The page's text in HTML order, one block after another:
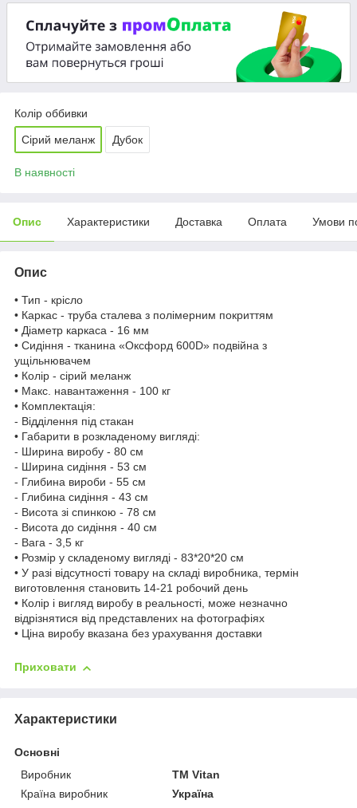
Колір оббивки
Сірий меланж Дубок
В наявності
Опис Характеристики Доставка Оплата Умови
Опис
• Тип - крісло
• Каркас - труба сталева з полімерним покриттям
• Діаметр каркаса - 16 мм
• Сидіння - тканина «Оксфорд 600D» подвійна з
ущільнювачем
• Колір - сірий меланж
• Макс. навантаження - 100 кг
• Комплектація:
- Відділення під стакан
• Габарити в розкладеному вигляді:
- Ширина виробу - 80 см
- Ширина сидіння - 53 см
- Глибина вироби - 55 см
- Глибина сидіння - 43 см
- Висота зі спинкою - 78 см
- Висота до сидіння - 40 см
- Вага - 3,5 кг
• Розмір у складеному вигляді - 83*20*20 см
• У разі відсутності товару на складі виробника, термін
виготовлення становить 14-21 робочий день
• Колір і вигляд виробу в реальності, може незначно
відрізнятися від представлених на фотографіях
• Ціна виробу вказана без урахування доставки
Приховати
Характеристики
Основні
Виробник
ТМ Vitan
Країна виробник
Україна